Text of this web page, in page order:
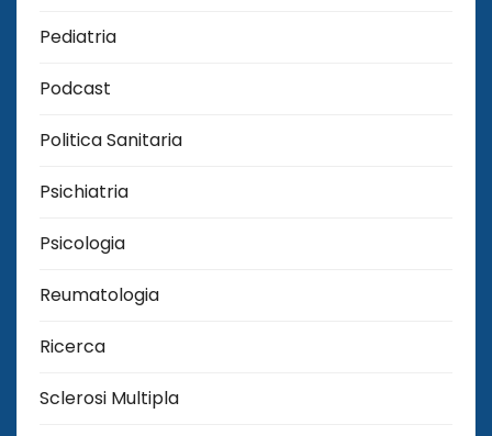
Pediatria
Podcast
Politica Sanitaria
Psichiatria
Psicologia
Reumatologia
Ricerca
Sclerosi Multipla